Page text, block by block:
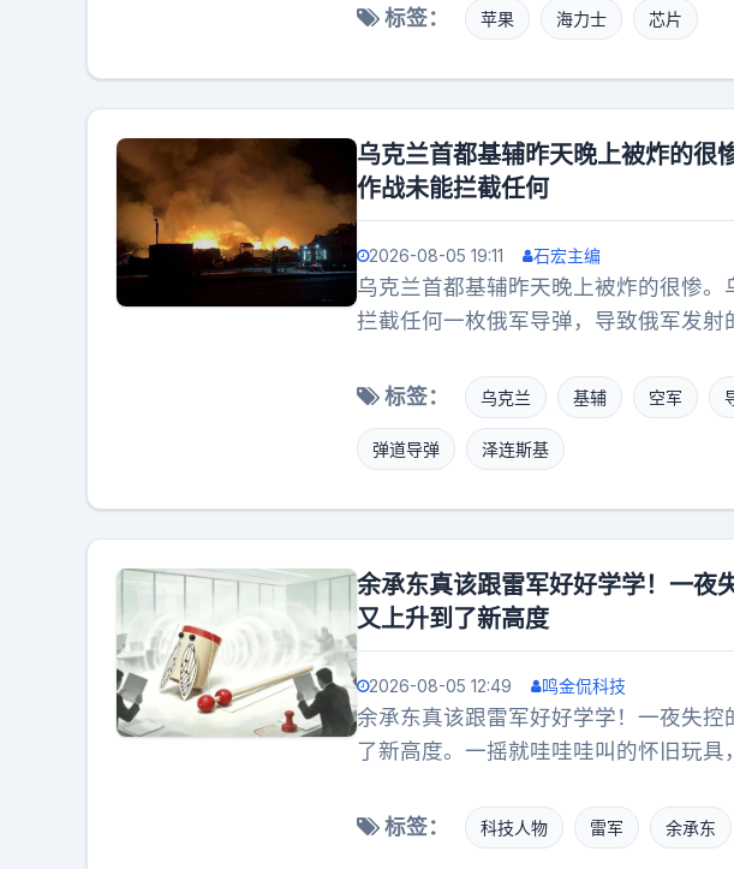
国内广泛传播，甚至出现了抵制的声
外国舆论低头，看见泰国国内舆论风
我们的角度而言，泰国政府与其指责中
问题。很显然，泰国警方完全应该还原
是实打实的实力支撑。长鑫二季度营收
位，华为、小米等本土企业早已用长
销路。国产存储早已告别靠低价换份
进苹果供应链换取短期订单，守住合
在你看来，长鑫这次婉拒苹果，到底
标签： 苹果 海力士 芯片
乌克兰首都基辅昨天晚上被炸的很
作战未能拦截任何
2026-08-05 19:11 石宏主编
乌克兰首都基辅昨天晚上被炸的很惨
拦截任何一枚俄军导弹，导致俄军发
兴，将责任甩到北约头上。泽连斯基说
关重要的是，我们的合作伙伴必须明
弹，正是造成这些惨重伤亡和破坏的罪
标签： 乌克兰 基辅 空军
弹道导弹 泽连斯基
余承东真该跟雷军好好学学！一夜
又上升到了新高度
2026-08-05 12:49 鸣金侃科技
余承东真该跟雷军好好学学！一夜失
了新高度。一摇就哇哇哇叫的怀旧玩
许。果不其然，这种想“堵住所有人嘴”
越禁越火的网络铁律。再加上华为避
标签： 科技人物 雷军 余承东